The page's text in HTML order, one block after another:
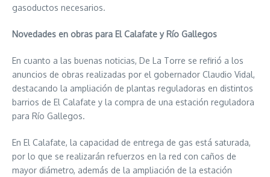
gasoductos necesarios.
Novedades en obras para El Calafate y Río Gallegos
En cuanto a las buenas noticias, De La Torre se refirió a los
anuncios de obras realizadas por el gobernador Claudio Vidal,
destacando la ampliación de plantas reguladoras en distintos
barrios de El Calafate y la compra de una estación reguladora
para Río Gallegos.
En El Calafate, la capacidad de entrega de gas está saturada,
por lo que se realizarán refuerzos en la red con caños de
mayor diámetro, además de la ampliación de la estación